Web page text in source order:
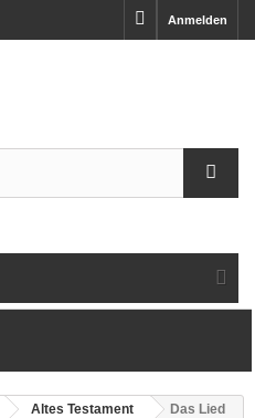
Anmelden
Altes Testament
Das Lied